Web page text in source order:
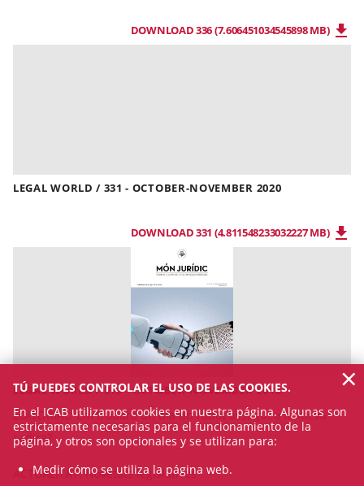
DOWNLOAD 336 (7.606451034545898 MB)
LEGAL WORLD / 331 - OCTOBER-NOVEMBER 2020
DOWNLOAD 331 (4.811548233032227 MB)
LEGAL WORLD / 319 - OCTOBER-NOVEMBER 2018
EDITORIAL:Em trobaré un dia un robot assegut a la meva
cadira?
ACTUALITAT:Novetats legislatives
TÚ PUEDES CONTROLAR EL USO DE LAS COOKIES.
En el ICAB utilizamos cookies en nuestra página. Algunas son
estrictamente necesarias para el funcionamiento de la
página, y otros son opcionales y se utilizan para:
Medir cómo se utiliza la página web.
×